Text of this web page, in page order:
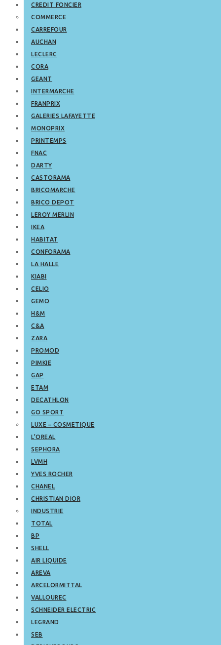
CREDIT FONCIER
COMMERCE
CARREFOUR
AUCHAN
LECLERC
CORA
GEANT
INTERMARCHE
FRANPRIX
GALERIES LAFAYETTE
MONOPRIX
PRINTEMPS
FNAC
DARTY
CASTORAMA
BRICOMARCHE
BRICO DEPOT
LEROY MERLIN
IKEA
HABITAT
CONFORAMA
LA HALLE
KIABI
CELIO
GEMO
H&M
C&A
ZARA
PROMOD
PIMKIE
GAP
ETAM
DECATHLON
GO SPORT
LUXE – COSMETIQUE
L’OREAL
SEPHORA
LVMH
YVES ROCHER
CHANEL
CHRISTIAN DIOR
INDUSTRIE
TOTAL
BP
SHELL
AIR LIQUIDE
AREVA
ARCELORMITTAL
VALLOUREC
SCHNEIDER ELECTRIC
LEGRAND
SEB